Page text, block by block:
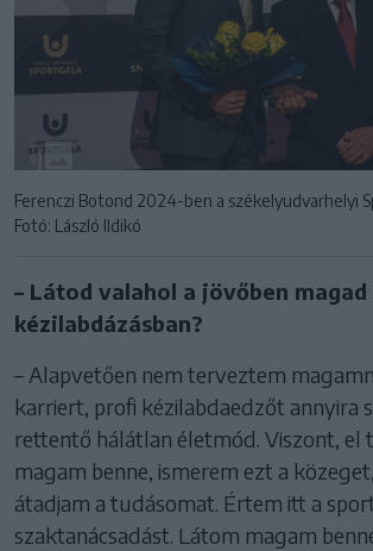
Ferenczi Botond 2024-ben a székelyudvarhelyi
Fotó: László Ildikó
– Látod valahol a jövőben magad
kézilabdázásban?
– Alapvetően nem terveztem
karriert, profi kézilabdaedzőt annyira
rettentő hálátlan életmód. Viszont, el
magam benne, ismerem ezt a
átadjam a tudásomat. Értem itt a
szaktanácsadást. Látom magam